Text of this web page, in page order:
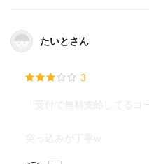
たいとさん
3
「受付で無料支給してるコ
突っ込みが丁寧w